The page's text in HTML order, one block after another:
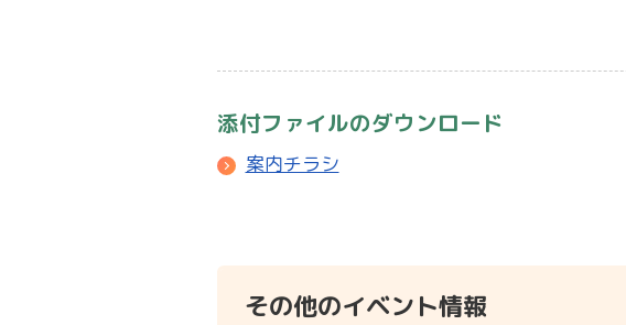
添付ファイルのダウンロード
案内チラシ
その他のイベント情報